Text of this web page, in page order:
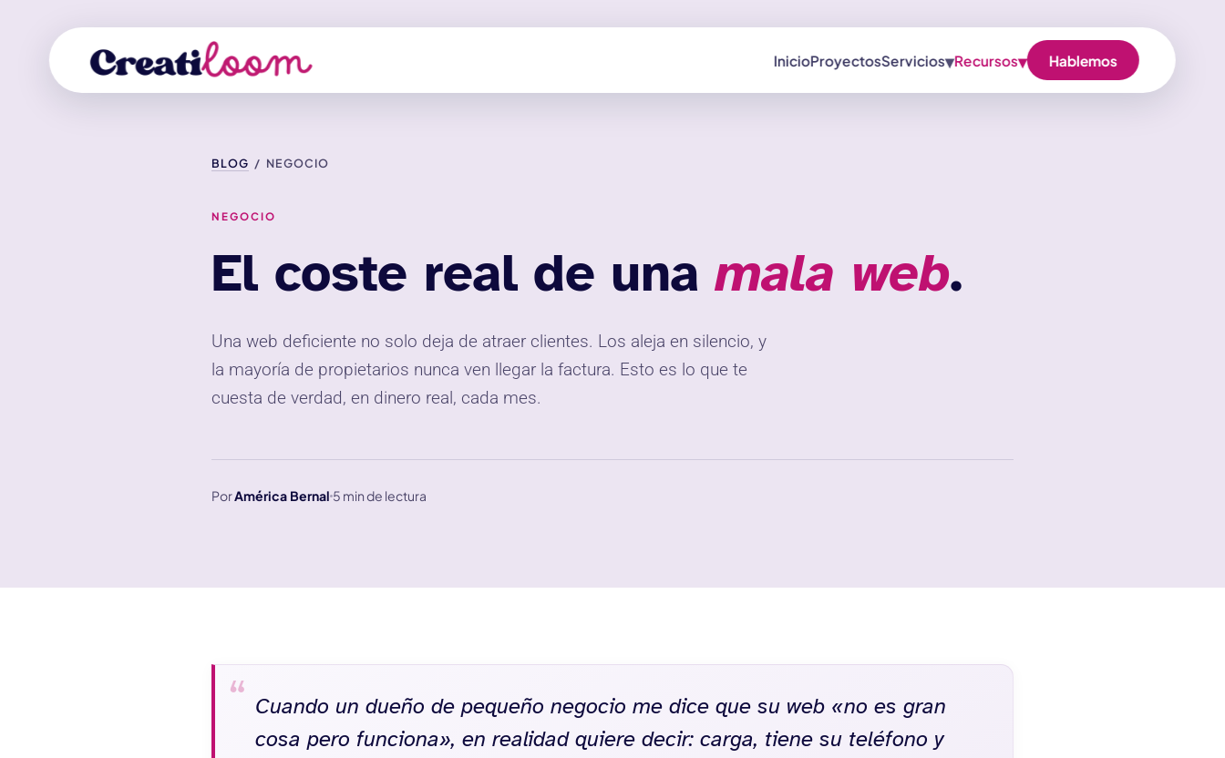
InicioProyectosServicios▾Recursos▾ Hablemos
BLOG / NEGOCIO
NEGOCIO
El coste real de unamala web.
Una web deficiente no solo deja de atraer clientes. Los aleja en silencio, y
la mayoría de propietarios nunca ven llegar la factura. Esto es lo que te
cuesta de verdad, en dinero real, cada mes.
PorAmérica Bernal 5 min de lectura
Cuando un dueño de pequeño negocio me dice que su web «no es gran
cosa pero funciona», en realidad quiere decir: carga, tiene su teléfono y